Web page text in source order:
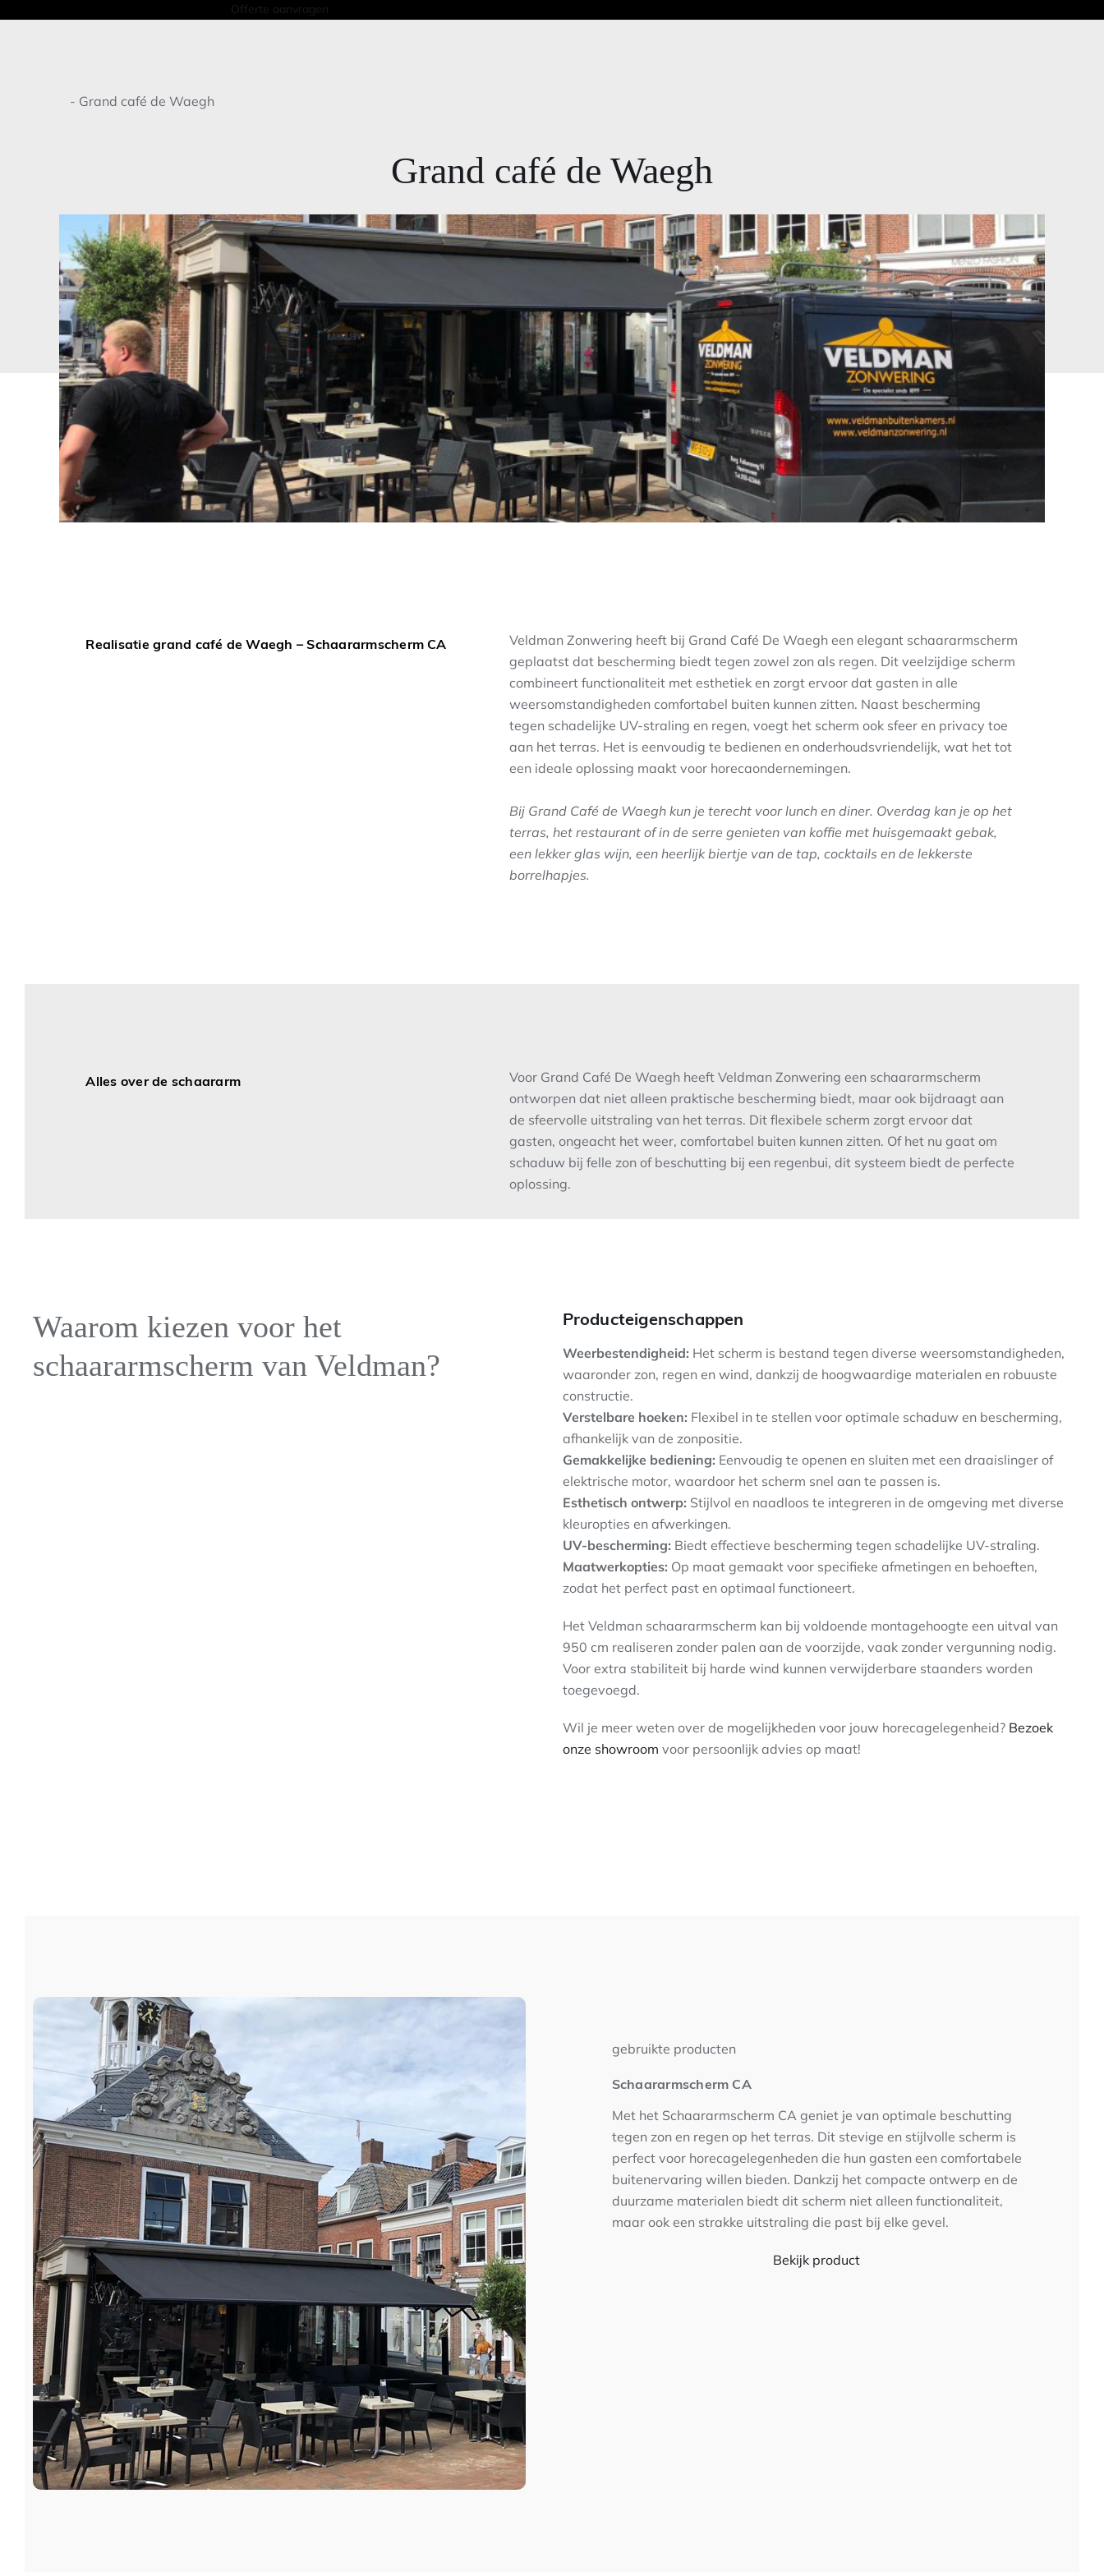
Offerte aanvragen
- Grand café de Waegh
Grand café de Waegh
Realisatie grand café de Waegh – Schaararmscherm CA
Veldman Zonwering heeft bij Grand Café De Waegh een elegant schaararmscherm
geplaatst dat bescherming biedt tegen zowel zon als regen. Dit veelzijdige scherm
combineert functionaliteit met esthetiek en zorgt ervoor dat gasten in alle
weersomstandigheden comfortabel buiten kunnen zitten. Naast bescherming
tegen schadelijke UV-straling en regen, voegt het scherm ook sfeer en privacy toe
aan het terras. Het is eenvoudig te bedienen en onderhoudsvriendelijk, wat het tot
een ideale oplossing maakt voor horecaondernemingen.
Bij Grand Café de Waegh kun je terecht voor lunch en diner. Overdag kan je op het
terras, het restaurant of in de serre genieten van koffie met huisgemaakt gebak,
een lekker glas wijn, een heerlijk biertje van de tap, cocktails en de lekkerste
borrelhapjes.
Alles over de schaararm
Voor Grand Café De Waegh heeft Veldman Zonwering een schaararmscherm
ontworpen dat niet alleen praktische bescherming biedt, maar ook bijdraagt aan
de sfeervolle uitstraling van het terras. Dit flexibele scherm zorgt ervoor dat
gasten, ongeacht het weer, comfortabel buiten kunnen zitten. Of het nu gaat om
schaduw bij felle zon of beschutting bij een regenbui, dit systeem biedt de perfecte
oplossing.
Waarom kiezen voor het
schaararmscherm van Veldman?
Producteigenschappen
Weerbestendigheid: Het scherm is bestand tegen diverse weersomstandigheden,
waaronder zon, regen en wind, dankzij de hoogwaardige materialen en robuuste
constructie.
Verstelbare hoeken: Flexibel in te stellen voor optimale schaduw en bescherming,
afhankelijk van de zonpositie.
Gemakkelijke bediening: Eenvoudig te openen en sluiten met een draaislinger of
elektrische motor, waardoor het scherm snel aan te passen is.
Esthetisch ontwerp: Stijlvol en naadloos te integreren in de omgeving met diverse
kleuropties en afwerkingen.
UV-bescherming: Biedt effectieve bescherming tegen schadelijke UV-straling.
Maatwerkopties: Op maat gemaakt voor specifieke afmetingen en behoeften,
zodat het perfect past en optimaal functioneert.
Het Veldman schaararmscherm kan bij voldoende montagehoogte een uitval van
950 cm realiseren zonder palen aan de voorzijde, vaak zonder vergunning nodig.
Voor extra stabiliteit bij harde wind kunnen verwijderbare staanders worden
toegevoegd.
Wil je meer weten over de mogelijkheden voor jouw horecagelegenheid? Bezoek
onze showroom voor persoonlijk advies op maat!
gebruikte producten
Schaararmscherm CA
Met het Schaararmscherm CA geniet je van optimale beschutting
tegen zon en regen op het terras. Dit stevige en stijlvolle scherm is
perfect voor horecagelegenheden die hun gasten een comfortabele
buitenervaring willen bieden. Dankzij het compacte ontwerp en de
duurzame materialen biedt dit scherm niet alleen functionaliteit,
maar ook een strakke uitstraling die past bij elke gevel.
Bekijk product